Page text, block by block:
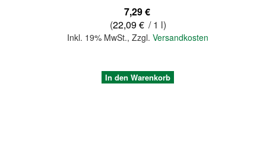
7,29 €
(22,09 € / 1 l)
Inkl. 19% MwSt.,Zzgl.Versandkosten
In den Warenkorb